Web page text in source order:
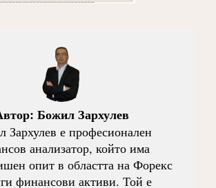
Божил Зархулев
Зархулев е професионален
анализатор, който има
опит в областта на Форекс
финансови активи. Той е